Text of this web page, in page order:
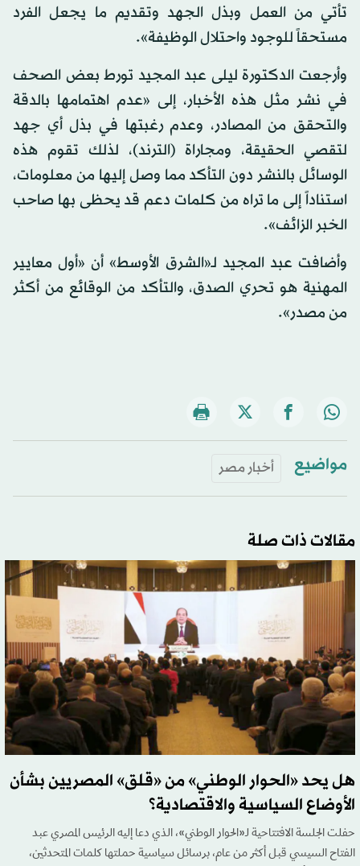
تأتي من العمل وبذل الجهد وتقديم ما يجعل الفرد
مستحقاً للوجود واحتلال الوظيفة».
وأرجعت الدكتورة ليلى عبد المجيد تورط بعض الصحف
في نشر مثل هذه الأخبار، إلى «عدم اهتمامها بالدقة
والتحقق من المصادر، وعدم رغبتها في بذل أي جهد
لتقصي الحقيقة، ومجاراة (الترند)، لذلك تقوم هذه
الوسائل بالنشر دون التأكد مما وصل إليها من معلومات،
استناداً إلى ما تراه من كلمات دعم قد يحظى بها صاحب
الخبر الزائف».
وأضافت عبد المجيد لـ«الشرق الأوسط» أن «أول معايير
المهنية هو تحري الصدق، والتأكد من الوقائع من أكثر
من مصدر».
مواضيع أخبار مصر
مقالات ذات صلة
هل يحد «الحوار الوطني» من «قلق» المصريين بشأن
الأوضاع السياسية والاقتصادية؟
حفلت الجلسة الافتتاحية لـ«الحوار الوطني»، الذي دعا إليه الرئيس المصري عبد
الفتاح السيسي قبل أكثر من عام، برسائل سياسية حملتها كلمات المتحدثين،